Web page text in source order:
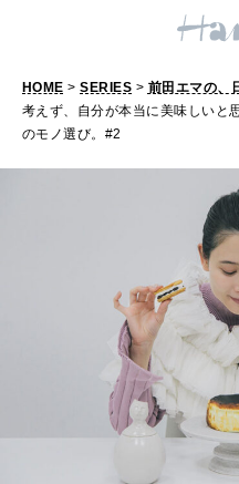
[12星座別]
算命学がわ
自分
知る
ママ
わたし
HOME >SERIES > 前田エマの、
考えず、自分が本当に美味しいと
のモノ選び。#2